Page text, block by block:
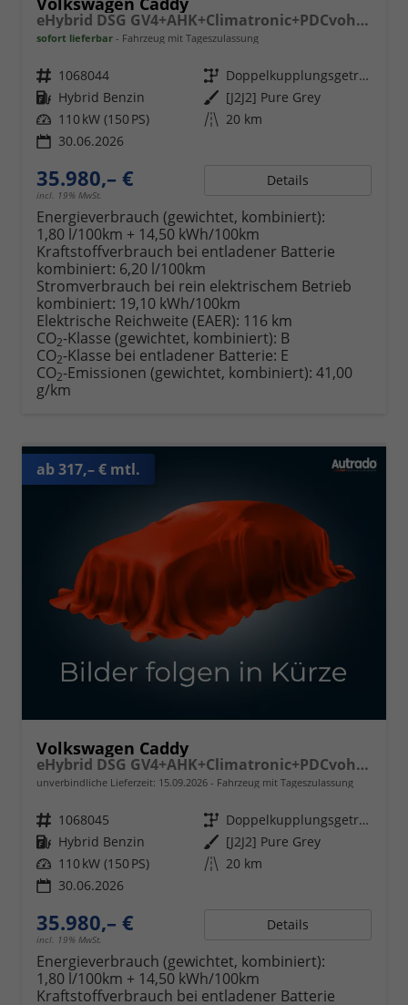
eHybrid DSG GV4+AHK+Climatronic+PDCvohi+Cam+Regensens.+AppConnect
sofort lieferbar Fahrzeug mit Tageszulassung
Fahrzeugnr. 1068044 Getriebe
Doppelkupplungsgetriebe (DSG)
Kraftstoff Hybrid Benzin Außenfarbe [J2J2] Pure Grey
Leistung 110 kW (150 PS) Kilometerstand 20 km
30.06.2026
35.980,– €
incl. 19% MwSt.
Details
Energieverbrauch (gewichtet, kombiniert):
1,80 l/100km + 14,50 kWh/100km
Kraftstoffverbrauch bei entladener Batterie
kombiniert: 6,20 l/100km
Stromverbrauch bei rein elektrischem Betrieb
kombiniert: 19,10 kWh/100km
Elektrische Reichweite (EAER): 116 km
CO2-Klasse (gewichtet, kombiniert): B
CO2-Klasse bei entladener Batterie: E
CO2-Emissionen (gewichtet, kombiniert): 41,00
g/km
ab 317,– € mtl.
Volkswagen Caddy
eHybrid DSG GV4+AHK+Climatronic+PDCvohi+Cam+Regensens.+AppConnect
unverbindliche Lieferzeit: 15.09.2026 Fahrzeug mit Tageszulassung
Fahrzeugnr. 1068045 Getriebe
Doppelkupplungsgetriebe (DSG)
Kraftstoff Hybrid Benzin Außenfarbe [J2J2] Pure Grey
Leistung 110 kW (150 PS) Kilometerstand 20 km
30.06.2026
35.980,– €
incl. 19% MwSt.
Details
Energieverbrauch (gewichtet, kombiniert):
1,80 l/100km + 14,50 kWh/100km
Kraftstoffverbrauch bei entladener Batterie